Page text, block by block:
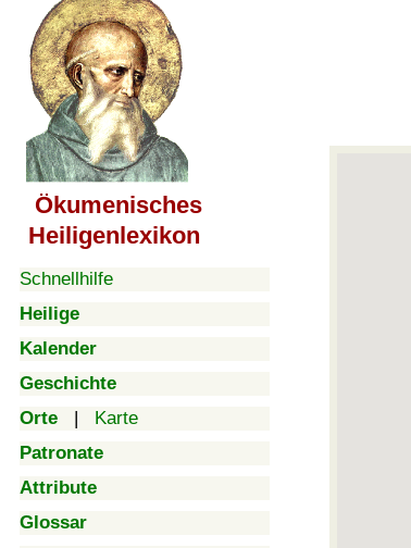
Ökumenisches
Heiligenlexikon
Schnellhilfe
Heilige
Kalender
Geschichte
Orte | Karte
Patronate
Attribute
Glossar